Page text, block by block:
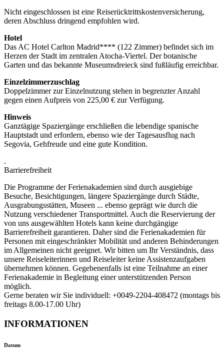
Nicht eingeschlossen ist eine Reiserücktrittskostenversicherung,
deren Abschluss dringend empfohlen wird.
Hotel
Das AC Hotel Carlton Madrid**** (122 Zimmer) befindet sich im
Herzen der Stadt im zentralen Atocha-Viertel. Der botanische
Garten und das bekannte Museumsdreieck sind fußläufig erreichbar.
Einzelzimmerzuschlag
Doppelzimmer zur Einzelnutzung stehen in begrenzter Anzahl
gegen einen Aufpreis von 225,00 € zur Verfügung.
Hinweis
Ganztägige Spaziergänge erschließen die lebendige spanische
Hauptstadt und erfordern, ebenso wie der Tagesausflug nach
Segovia, Gehfreude und eine gute Kondition.
.
Barrierefreiheit
Die Programme der Ferienakademien sind durch ausgiebige
Besuche, Besichtigungen, längere Spaziergänge durch Städte,
Ausgrabungsstätten, Museen ... ebenso geprägt wie durch die
Nutzung verschiedener Transportmittel. Auch die Reservierung der
von uns ausgewählten Hotels kann keine durchgängige
Barrierefreiheit garantieren. Daher sind die Ferienakademien für
Personen mit eingeschränkter Mobilität und anderen Behinderungen
im Allgemeinen nicht geeignet. Wir bitten um Ihr Verständnis, dass
unsere Reiseleiterinnen und Reiseleiter keine Assistenzaufgaben
übernehmen können. Gegebenenfalls ist eine Teilnahme an einer
Ferienakademie in Begleitung einer unterstützenden Person
möglich.
Gerne beraten wir Sie individuell: +0049-2204-408472 (montags bis
freitags 8.00-17.00 Uhr)
INFORMATIONEN
Datum